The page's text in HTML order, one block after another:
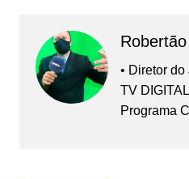
• Diretor
TV
Programa